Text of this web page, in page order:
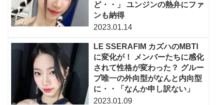
ど・・」 ユンジンの熱弁にファ
ンも納得
2023.01.14
LE SSERAFIM カズハのMBTI
に変化が！ メンバーたちに感化
されて性格が変わった？ グルー
プ唯一の外向型がなんと内向型
に・・「なんか申し訳ない」
2023.01.09